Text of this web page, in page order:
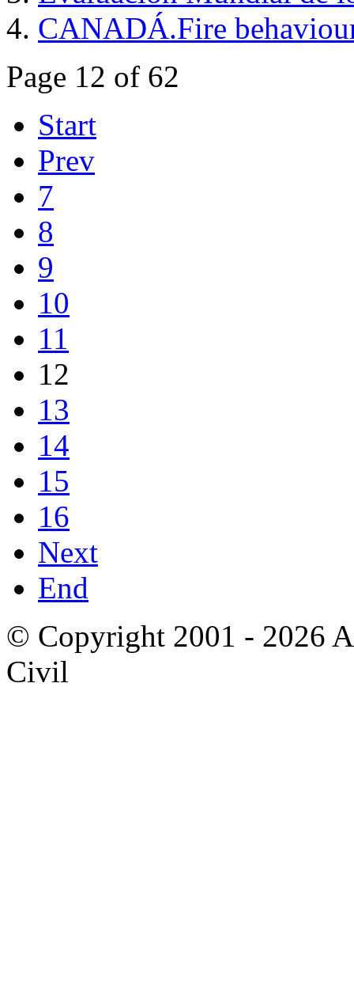
CANADÁ.Fire
Page 12 of 62
Start
Prev
7
8
9
10
11
12
13
14
15
16
Next
End
© Copyright 2001 - 2026
Civil